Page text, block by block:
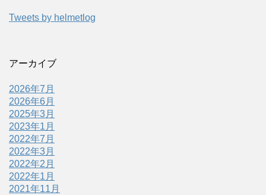
Tweets by helmetlog
アーカイブ
2026年7月
2026年6月
2025年3月
2023年1月
2022年7月
2022年3月
2022年2月
2022年1月
2021年11月